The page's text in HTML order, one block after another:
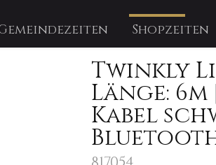
Shopzeiten
Twinkly
Länge:
Kabel